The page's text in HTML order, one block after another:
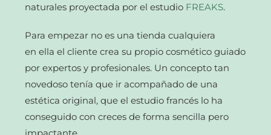
naturales proyectada por el estudio FREAKS.
Para empezar no es una tienda cualquiera
en ella el cliente crea su propio cosmético guiado
por expertos y profesionales. Un concepto tan
novedoso tenía que ir acompañado de una
estética original, que el estudio francés lo ha
conseguido con creces de forma sencilla pero
impactante.